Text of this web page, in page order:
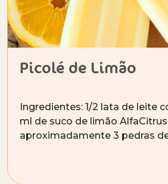
Picolé de Limão
Ingredientes: 1/2 lata de leite
ml de suco de limão AlfaCitrus
aproximadamente 3 pedras